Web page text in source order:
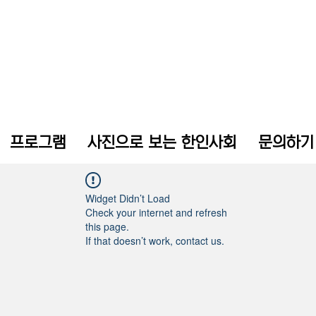
프로그램 사진으로 보는 한인사회 문의하기
Widget Didn’t Load
Check your internet and refresh
this page.
If that doesn’t work, contact us.